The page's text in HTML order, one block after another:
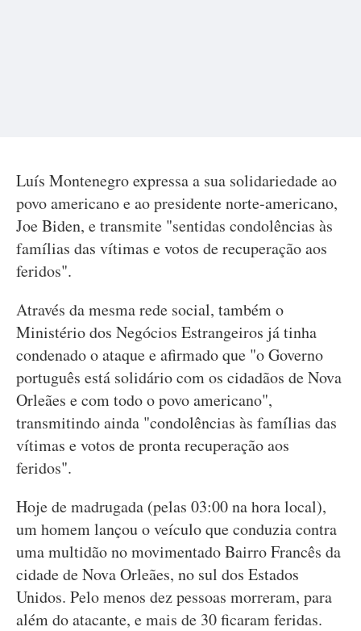
Luís Montenegro expressa a sua solidariedade ao
povo americano e ao presidente norte-americano,
Joe Biden, e transmite "sentidas condolências às
famílias das vítimas e votos de recuperação aos
feridos".
Através da mesma rede social, também o
Ministério dos Negócios Estrangeiros já tinha
condenado o ataque e afirmado que "o Governo
português está solidário com os cidadãos de Nova
Orleães e com todo o povo americano",
transmitindo ainda "condolências às famílias das
vítimas e votos de pronta recuperação aos
feridos".
Hoje de madrugada (pelas 03:00 na hora local),
um homem lançou o veículo que conduzia contra
uma multidão no movimentado Bairro Francês da
cidade de Nova Orleães, no sul dos Estados
Unidos. Pelo menos dez pessoas morreram, para
além do atacante, e mais de 30 ficaram feridas.